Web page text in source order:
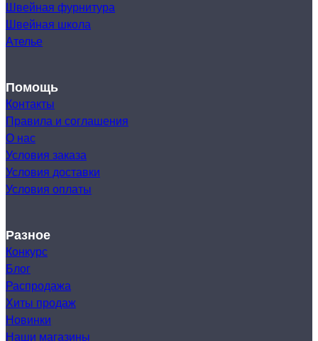
Швейная фурнитура
Швейная школа
Ателье
Помощь
Контакты
Правила и соглашения
О нас
Условия заказа
Условия доставки
Условия оплаты
Разное
Конкурс
Блог
Распродажа
Хиты продаж
Новинки
Наши магазины